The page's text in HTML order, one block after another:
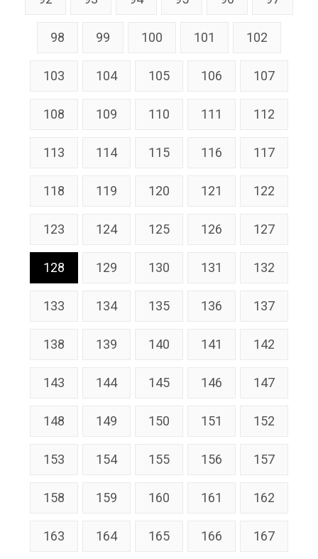
98 99 100 101 102
103 104 105 106 107
108 109 110 111 112
113 114 115 116 117
118 119 120 121 122
123 124 125 126 127
128 129 130 131 132
133 134 135 136 137
138 139 140 141 142
143 144 145 146 147
148 149 150 151 152
153 154 155 156 157
158 159 160 161 162
163 164 165 166 167